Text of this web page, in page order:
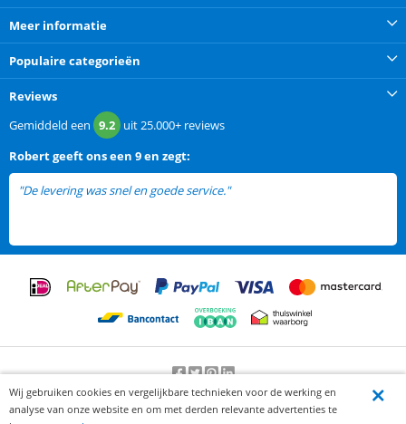
Meer informatie
Populaire categorieën
Reviews
Gemiddeld een 9.2 uit25.000+ reviews
Robertgeeft ons een 9 en zegt:
"De levering was snel en goede service."
Beoordeling door klanten:9.2/10-25000beoordelingen
Wij gebruiken cookies en vergelijkbare technieken voor de werking en
analyse van onze website en om met derden relevante advertenties te